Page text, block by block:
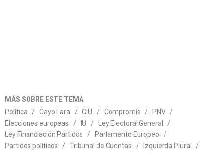
MÁS SOBRE ESTE TEMA
Política
/ Cayo Lara / CiU / Compromís / PNV
/
Elecciones europeas
/ IU / Ley Electoral General
/
Ley Financiación Partidos
/ Parlamento Europeo
/
Partidos políticos
/ Tribunal de Cuentas / Izquierda Plural /